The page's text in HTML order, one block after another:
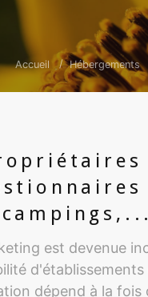
Accueil Hébergements
campings,...
est devenue
dépend à la fois